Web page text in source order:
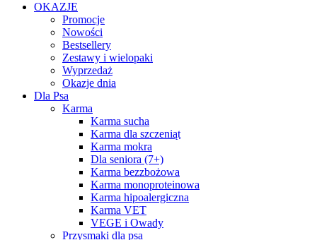
OKAZJE
Promocje
Nowości
Bestsellery
Zestawy i wielopaki
Wyprzedaż
Okazje dnia
Dla Psa
Karma
Karma sucha
Karma dla szczeniąt
Karma mokra
Dla seniora (7+)
Karma bezzbożowa
Karma monoproteinowa
Karma hipoalergiczna
Karma VET
VEGE i Owady
Przysmaki dla psa